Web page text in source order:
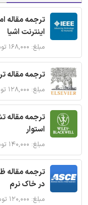
اینترنت اشیا
مبلغ: ۱۶۸,۰۰۰ تومان
ترجمه مقاله
مبلغ: ۱۲۸,۰۰۰ تومان
ترجمه مقاله
استوار
مبلغ: ۱۴۰,۰۰۰ تومان
ترجمه مقاله
در خاک نرم
مبلغ: ۱۲۰,۰۰۰ تومان